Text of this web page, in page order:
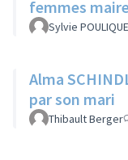
femmes
Sylvie
Alma
par son mari
Thibault Berger